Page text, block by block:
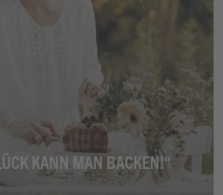
KANN MAN BACKEN!“